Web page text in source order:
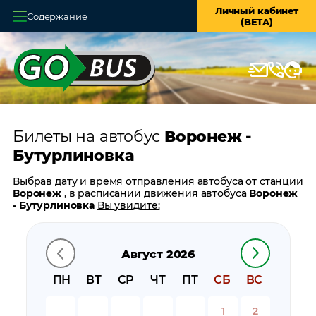
Содержание
Личный кабинет
(BETA)
Главная
О системе
Оплата и доставка
Возврат билетов
Заказ автобуса
Контакты
Билеты на автобус Воронеж -
Бутурлиновка
Август 2026
ПН
ВТ СР ЧТ ПТ СБ ВС
1 2
Выбрав дату и время отправления автобуса от станции
Воронеж , в расписании движения автобусаВоронеж
- Бутурлиновка Вы увидите:
время прибытия
время в пути
цену билета